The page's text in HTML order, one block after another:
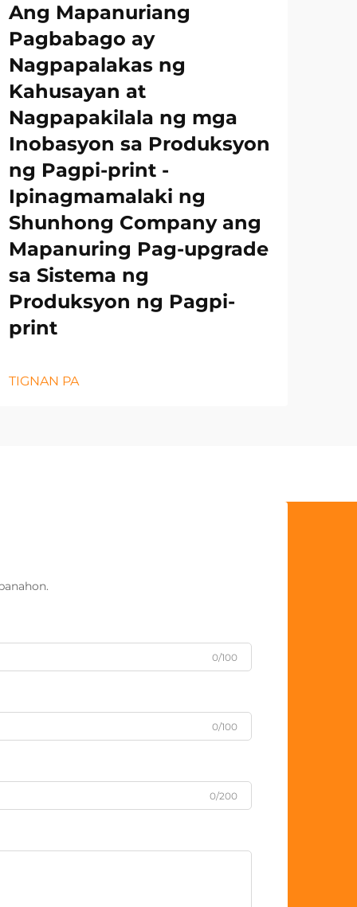
Ang Mapanuriang
Pagbabago ay
Nagpapalakas ng
Kahusayan at
Nagpapakilala ng mga
Inobasyon sa Produksyon
ng Pagpi-print -
Ipinagmamalaki ng
Shunhong Company ang
Mapanuring Pag-upgrade
sa Sistema ng
Produksyon ng Pagpi-
print
TIGNAN PA
0/100
0/100
0/200